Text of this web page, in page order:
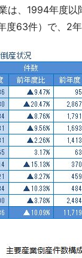
は、1994年度
63件）で、2年